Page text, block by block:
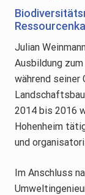
Julian
Ausbildung
während seiner
2014 bis 2016
Hohenheim
und
Im Anschluss